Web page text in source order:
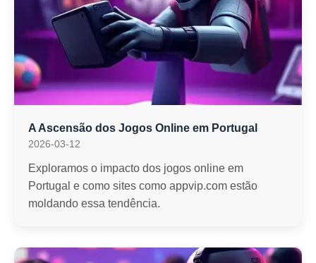
A Ascensão dos Jogos Online em Portugal
2026-03-12
Exploramos o impacto dos jogos online em
Portugal e como sites como appvip.com estão
moldando essa tendência.